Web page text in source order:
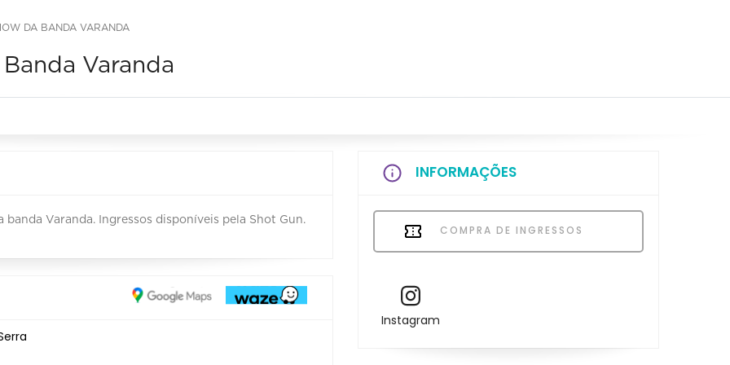
DA BANDA VARANDA
Varanda
banda Varanda. Ingressos disponíveis pela Shot Gun.
INFORMAÇÕES
COMPRA DE INGRESSOS
Instagram